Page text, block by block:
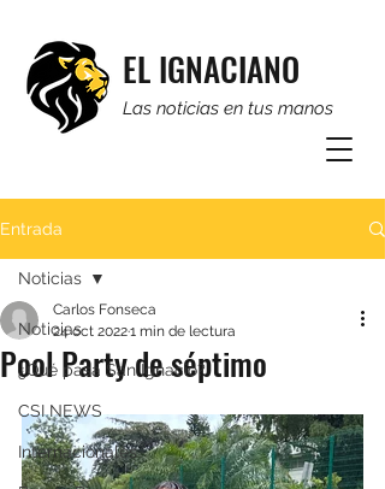
EL IGNACIANO
Las noticias en tus manos
Entrada
Noticias
¿Qué pasa San Ignacio?
CSI NEWS
Internacionales
Noticias
Pool Party de séptimo
Carlos Fonseca
24 oct 20221 min de lectura